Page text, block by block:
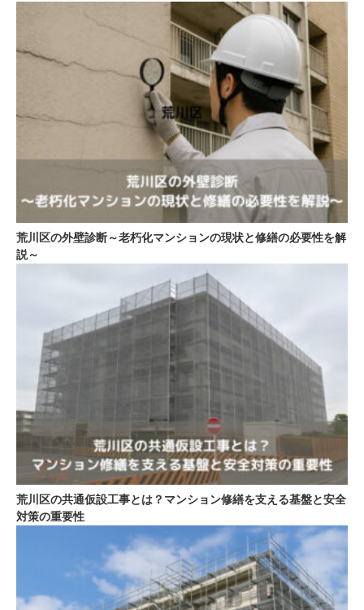
荒川区の外壁診断～老朽化マンションの現状と修繕の必要性を解
説～
荒川区の共通仮設工事とは？マンション修繕を支える基盤と安全
対策の重要性